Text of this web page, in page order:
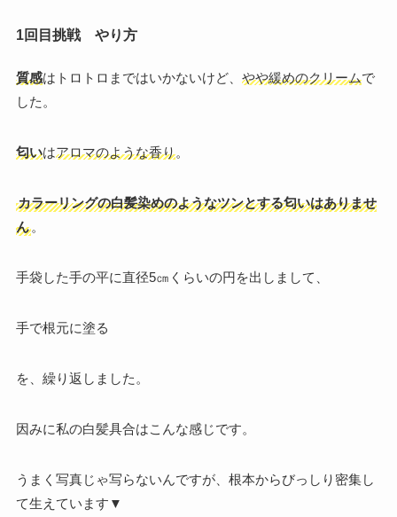
1回目挑戦 やり方
質感はトロトロまではいかないけど、 やや緩めのクリームで
した。
匂いはアロマのような香り。
カラーリングの白髪染めのようなツンとする匂いはありませ
ん。
手袋した手の平に直径5㎝くらいの円を出しまして、
手で根元に塗る
を、繰り返しました。
因みに私の白髪具合はこんな感じです。
うまく写真じゃ写らないんですが、根本からびっしり密集し
て生えています▼